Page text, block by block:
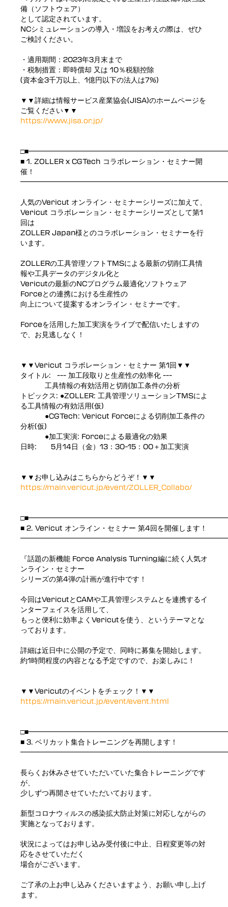
備（ソフトウェア）
として認定されています。
NCシミュレーションの導入・増設をお考えの際は、ぜひ
ご検討ください。
・適用期間：2023年3月末まで
・税制措置：即時償却 又は 10％税額控除
(資本金3千万以上、1億円以下の法人は7%)
▼▼詳細は情報サービス産業協会(JISA)のホームページを
ご覧ください▼▼
https://www.jisa.or.jp/
■ 1. ZOLLER x CGTech コラボレーション・セミナー開
催！
人気のVericut オンライン・セミナーシリーズに加えて、
Vericut コラボレーション・セミナーシリーズとして第1
回は
ZOLLER Japan様とのコラボレーション・セミナーを行
います。
ZOLLERの工具管理ソフトTMSによる最新の切削工具情
報や工具データのデジタル化と
Vericutの最新のNCプログラム最適化ソフトウェア
Forceとの連携における生産性の
向上について提案するオンライン・セミナーです。
Forceを活用した加工実演をライブで配信いたしますの
で、お見逃しなく！
▼▼Vericut コラボレーション・セミナー 第1回▼▼
タイトル: --- 加工段取りと生産性の効率化 ---
工具情報の有効活用と切削加工条件の分析
トピックス: ●ZOLLER: 工具管理ソリューションTMSによ
る工具情報の有効活用(仮)
●CGTech: Vericut Forceによる切削加工条件の
分析(仮)
●加工実演: Forceによる最適化の効果
日時: 5月14日（金）13：30-15：00＋加工実演
▼▼お申し込みはこちらからどうぞ！▼▼
https://main.vericut.jp/event/ZOLLER_Collabo/
■ 2. Vericut オンライン・セミナー 第4回を開催します！
『話題の新機能 Force Analysis Turning編に続く人気オ
ンライン・セミナー
シリーズの第4弾の計画が進行中です！
今回はVericutとCAMや工具管理システムとを連携するイ
ンターフェイスを活用して、
もっと便利に効率よくVericutを使う、というテーマとな
っております。
詳細は近日中に公開の予定で、同時に募集を開始します。
約1時間程度の内容となる予定ですので、お楽しみに！
▼▼Vericutのイベントをチェック！▼▼
https://main.vericut.jp/event/event.html
■ 3. ベリカット集合トレーニングを再開します！
長らくお休みさせていただいていた集合トレーニングです
が、
少しずつ再開させていただいております。
新型コロナウィルスの感染拡大防止対策に対応しながらの
実施となっております。
状況によってはお申し込み受付後に中止、日程変更等の対
応をさせていただく
場合がございます。
ご了承の上お申し込みくださいますよう、お願い申し上げ
ます。